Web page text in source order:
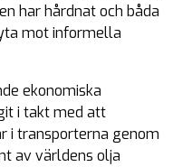
har hårdnat och båda
mot informella
ekonomiska
i takt med att
i transporterna genom
av världens olja